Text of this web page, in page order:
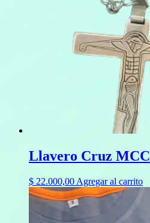
Llavero Cruz MCC
$ 22.000,00 Agregar al carrito